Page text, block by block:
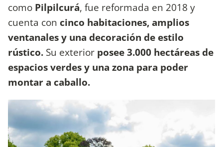
como Pilpilcurá, fue reformada en 2018 y
cuenta con cinco habitaciones, amplios
ventanales y una decoración de estilo
rústico. Su exterior posee 3.000 hectáreas de
espacios verdes y una zona para poder
montar a caballo.